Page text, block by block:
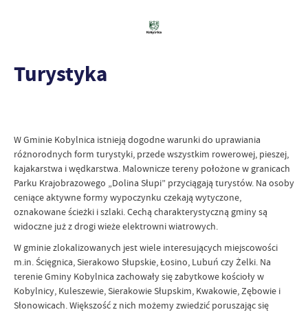
Turystyka
W Gminie Kobylnica istnieją dogodne warunki do uprawiania
różnorodnych form turystyki, przede wszystkim rowerowej, pieszej,
kajakarstwa i wędkarstwa. Malownicze tereny położone w granicach
Parku Krajobrazowego „Dolina Słupi” przyciągają turystów. Na osoby
ceniące aktywne formy wypoczynku czekają wytyczone,
oznakowane ścieżki i szlaki. Cechą charakterystyczną gminy są
widoczne już z drogi wieże elektrowni wiatrowych.
W gminie zlokalizowanych jest wiele interesujących miejscowości
m.in. Ścięgnica, Sierakowo Słupskie, Łosino, Lubuń czy Żelki. Na
terenie Gminy Kobylnica zachowały się zabytkowe kościoły w
Kobylnicy, Kuleszewie, Sierakowie Słupskim, Kwakowie, Zębowie i
Słonowicach. Większość z nich możemy zwiedzić poruszając się